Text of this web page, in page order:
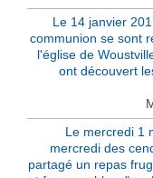
Le 14 janvier
communion se sont
l'église de
ont découvert
Le mercredi 1
mercredi des
partagé un repas